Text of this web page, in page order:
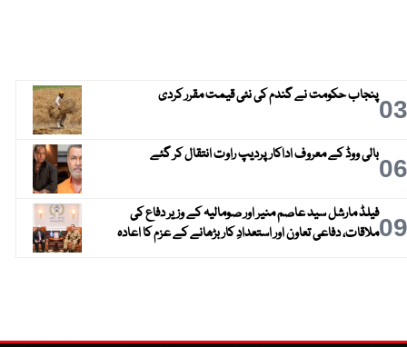
03پنجاب حکومت نے گندم کی نئی قیمت مقرر کردی
06بالی ووڈ کے معروف اداکار پردیپ راوت انتقال کر گئے
09فیلڈ مارشل سید عاصم منیر اور صومالیہ کے وزیر دفاع کی
ملاقات، دفاعی تعاون اور استعدادِ کار بڑھانے کے عزم کا اعادہ